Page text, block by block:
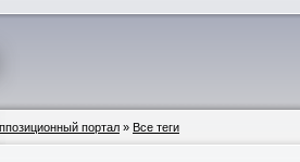
портал » Все теги